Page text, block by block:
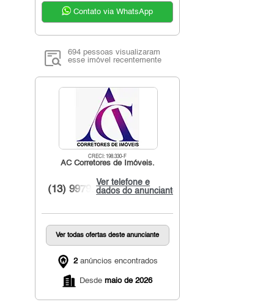
Contato via WhatsApp
694 pessoas visualizaram
esse imóvel recentemente
CRECI: 198.330-F
AC Corretores de Imóveis.
Ver telefone e
dados do anunciante
(13) 9979...
Ver todas ofertas deste anunciante
2anúncios encontrados
Desde maio de 2026